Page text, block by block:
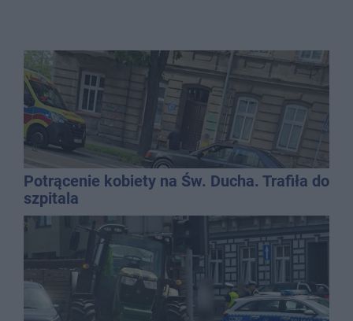
Potrącenie kobiety na Św. Ducha. Trafiła do
szpitala